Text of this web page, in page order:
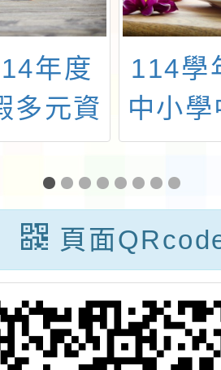
年度
多元資
活動
114學
中小
措施
建國
校參
頁面